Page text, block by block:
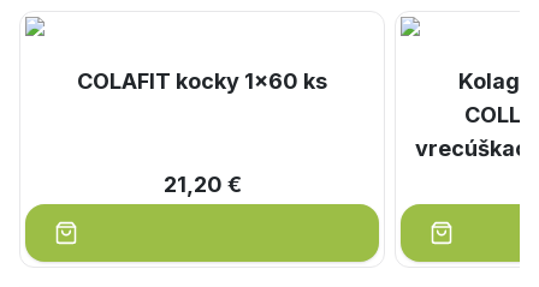
COLAFIT kocky 1x60 ks
21,20 €